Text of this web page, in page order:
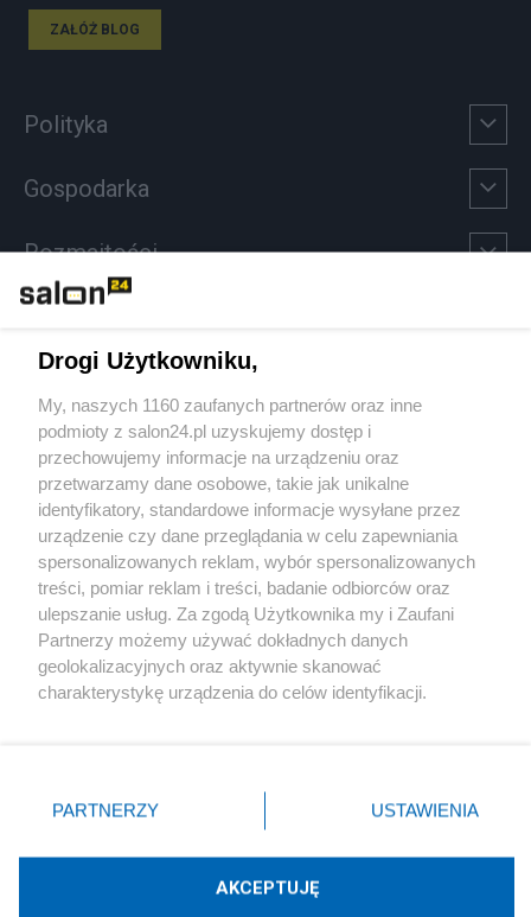
ZAŁÓŻ BLOG
Polityka
Gospodarka
Rozmaitości
Sport
Społeczeństwo
Kultura
X Facebook Instagram Youtube
Drogi Użytkowniku,
My, naszych 1160 zaufanych partnerów oraz inne
podmioty z salon24.pl uzyskujemy dostęp i
przechowujemy informacje na urządzeniu oraz
przetwarzamy dane osobowe, takie jak unikalne
identyfikatory, standardowe informacje wysyłane przez
urządzenie czy dane przeglądania w celu zapewniania
spersonalizowanych reklam, wybór spersonalizowanych
treści, pomiar reklam i treści, badanie odbiorców oraz
ulepszanie usług. Za zgodą Użytkownika my i Zaufani
Partnerzy możemy używać dokładnych danych
geolokalizacyjnych oraz aktywnie skanować
charakterystykę urządzenia do celów identyfikacji.
zmienić/wycofać klikając przycisk ustawień prywatności
znajdujący się w lewym dolnym rogu strony
rodzaje przetwarzania danych nie wymagają zgody
użytkownika, ale masz prawo sprzeciwić się takiemu
przetwarzaniu. Preferencje będą miały zastosowania tylko
PARTNERZY USTAWIENIA
AKCEPTUJĘ